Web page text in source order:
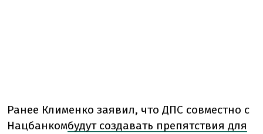
Ранее Клименко заявил, что ДПС совместно с
Нацбанкомбудут создавать препятствия для